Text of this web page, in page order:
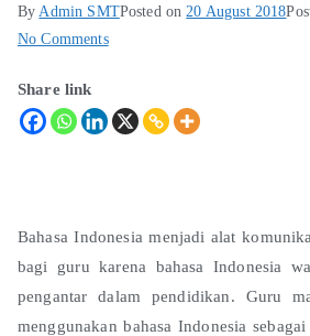
By Admin SMTPosted on 20 August 2018
No Comments
Share link
Bahasa Indonesia menjadi alat
bagi guru karena bahasa Indonesia
pengantar dalam pendidikan. Guru
menggunakan bahasa Indonesia